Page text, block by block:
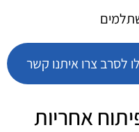
לסרב צרו איתנו קשר
אחריות